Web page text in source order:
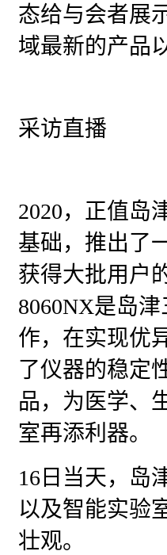
态给与会者展
域最新的产品
采访直播
2020，正值岛
基础，推出了
获得大批用户
8060NX是岛
作，在实现优
了仪器的稳定
品，为医学、
室再添利器。
16日当天，岛
以及智能实验
壮观。